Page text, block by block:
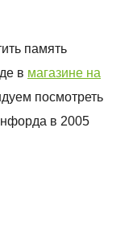
память
в магазине на
посмотреть
в 2005